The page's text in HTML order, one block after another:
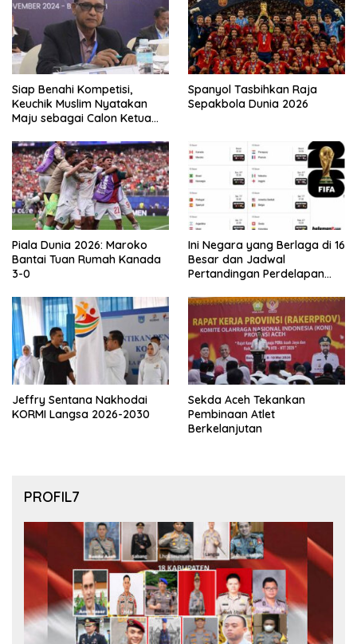
Siap Benahi Kompetisi,
Keuchik Muslim Nyatakan
Maju sebagai Calon Ketua
Spanyol Tasbihkan Raja
Sepakbola Dunia 2026
Piala Dunia 2026: Maroko
Bantai Tuan Rumah Kanada
3-0
Ini Negara yang Berlaga di 16
Besar dan Jadwal
Pertandingan Perdelapan
Jeffry Sentana Nakhodai
KORMI Langsa 2026-2030
Sekda Aceh Tekankan
Pembinaan Atlet
Berkelanjutan
PROFIL7